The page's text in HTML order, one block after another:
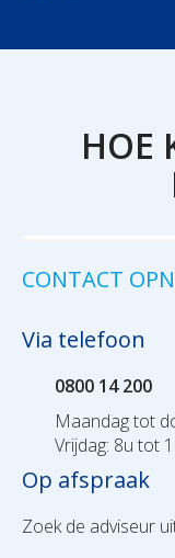
HOE
CONTACT
Via telefoon
0800 14 200
Maandag tot
Vrijdag: 8u tot
Op afspraak
Zoek de adviseur